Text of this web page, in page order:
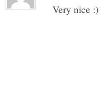
Very nice :)